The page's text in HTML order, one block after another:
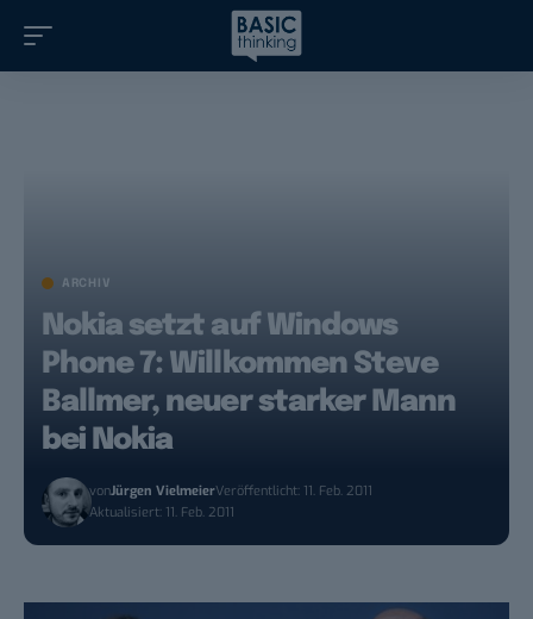
ARCHIV
Nokia setzt auf Windows
Phone 7: Willkommen Steve
Ballmer, neuer starker Mann
bei Nokia
vonJürgen VielmeierVeröffentlicht: 11. Feb. 2011
Aktualisiert: 11. Feb. 2011